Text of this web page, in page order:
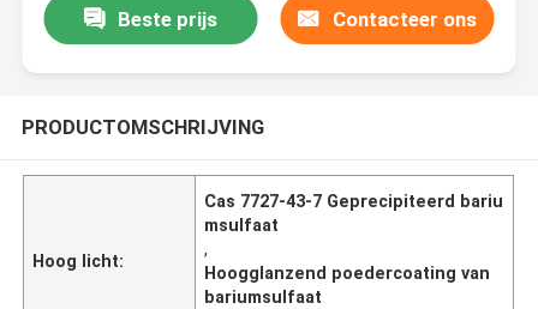
Beste prijs Contacteer ons
PRODUCTOMSCHRIJVING
Hoog licht:
Cas 7727-43-7 Geprecipiteerd bariu
msulfaat
,
Hoogglanzend poedercoating van
bariumsulfaat